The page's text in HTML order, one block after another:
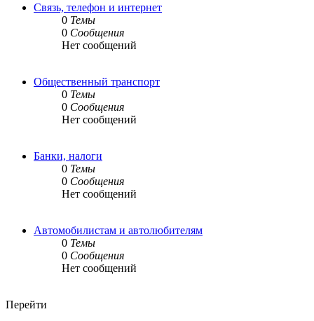
Связь, телефон и интернет
0 Темы
0 Сообщения
Нет сообщений
Общественный транспорт
0 Темы
0 Сообщения
Нет сообщений
Банки, налоги
0 Темы
0 Сообщения
Нет сообщений
Автомобилистам и автолюбителям
0 Темы
0 Сообщения
Нет сообщений
Перейти